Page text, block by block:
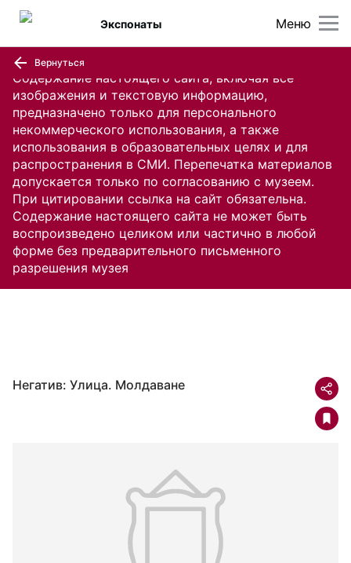
Содержание настоящего сайта, включая все
изображения и текстовую информацию,
предназначено только для персонального
некоммерческого использования, а также
использования в образовательных целях и для
распространения в СМИ. Перепечатка материалов
допускается только по согласованию с музеем.
При цитировании ссылка на сайт обязательна.
Содержание настоящего сайта не может быть
воспроизведено целиком или частично в любой
форме без предварительного письменного
разрешения музея
Меню
Экспонаты
Вернуться
Негатив: Улица. Молдаване